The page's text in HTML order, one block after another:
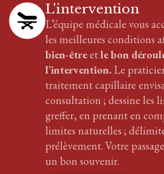
L'intervention
L’équipe médicale vous
les meilleures conditions
bien-êtreetle bon
l’intervention. Le
traitementcapillaire
consultation ; dessine les
greffer, en prenant en
limites naturelles ;
prélèvement. Votre
un bon souvenir.